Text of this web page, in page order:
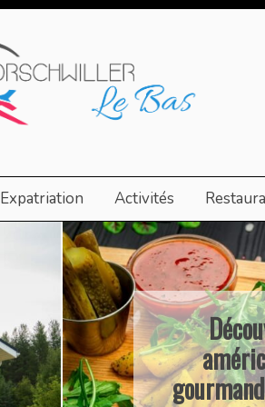
Expatriation Activités
Les